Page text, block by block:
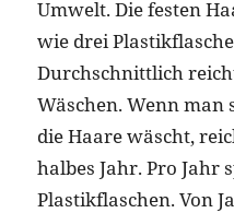
Umwelt. Die festen
wie drei
Durchschnittlich
Wäschen. Wenn man
die Haare wäscht,
halbes Jahr. Pro Jahr
Plastikflaschen. Von